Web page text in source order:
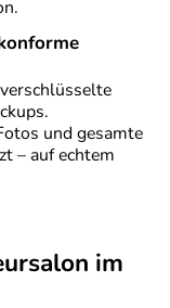
und gesamte
– auf echtem
im